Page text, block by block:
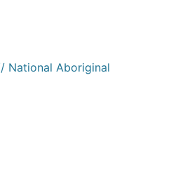
National Aboriginal